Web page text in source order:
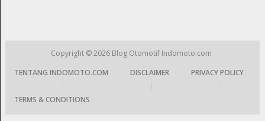
Copyright © 2026 Blog Otomotif Indomoto.com
TENTANG INDOMOTO.COM
DISCLAIMER
PRIVACY POLICY
TERMS & CONDITIONS